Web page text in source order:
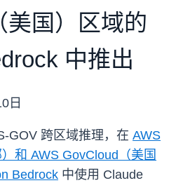
美国）区域的
中推出
日
GOV 跨区域推理，在 AWS
和 AWS GovCloud（美国
Bedrock 中使用 Claude